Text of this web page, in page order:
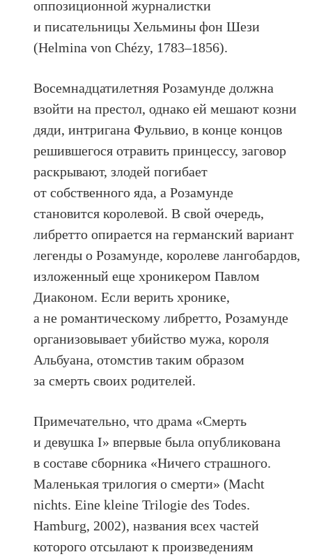
оппозиционной журналистки
и писательницы Хельмины фон Шези
(Helmina von Chézy, 1783–1856).
Восемнадцатилетняя Розамунде должна
взойти на престол, однако ей мешают козни
дяди, интригана Фульвио, в конце концов
решившегося отравить принцессу, заговор
раскрывают, злодей погибает
от собственного яда, а Розамунде
становится королевой. В свой очередь,
либретто опирается на германский вариант
легенды о Розамунде, королеве лангобардов,
изложенный еще хроникером Павлом
Диаконом. Если верить хронике,
а не романтическому либретто, Розамунде
организовывает убийство мужа, короля
Альбуана, отомстив таким образом
за смерть своих родителей.
Примечательно, что драма «Смерть
и девушка I» впервые была опубликована
в составе сборника «Ничего страшного.
Маленькая трилогия о смерти» (Macht
nichts. Eine kleine Trilogie des Todes.
Hamburg, 2002), названия всех частей
которого отсылают к произведениям